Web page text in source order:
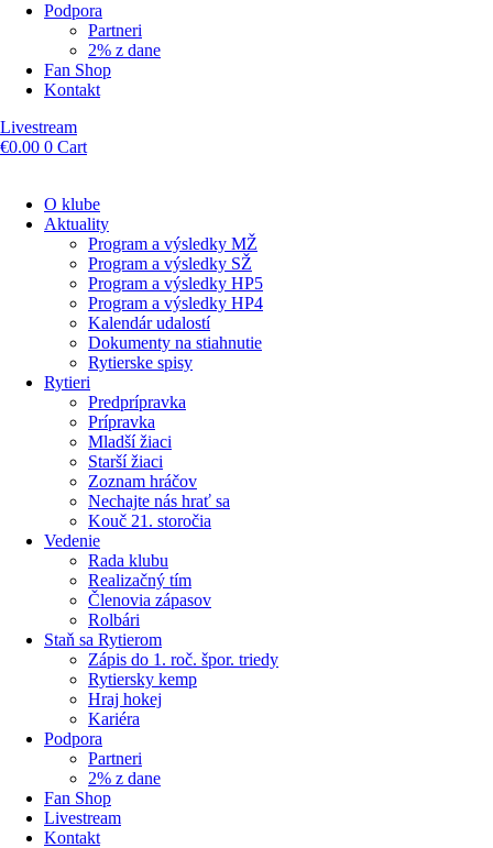
Podpora
Partneri
2% z dane
Fan Shop
Kontakt
Livestream
€0.00 0 Cart
O klube
Aktuality
Program a výsledky MŽ
Program a výsledky SŽ
Program a výsledky HP5
Program a výsledky HP4
Kalendár udalostí
Dokumenty na stiahnutie
Rytierske spisy
Rytieri
Predprípravka
Prípravka
Mladší žiaci
Starší žiaci
Zoznam hráčov
Nechajte nás hrať sa
Kouč 21. storočia
Vedenie
Rada klubu
Realizačný tím
Členovia zápasov
Rolbári
Staň sa Rytierom
Zápis do 1. roč. špor. triedy
Rytiersky kemp
Hraj hokej
Kariéra
Podpora
Partneri
2% z dane
Fan Shop
Livestream
Kontakt